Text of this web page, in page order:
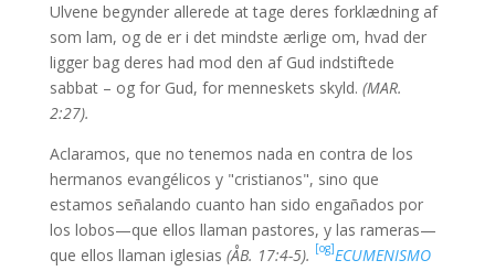
Ulvene begynder allerede at tage deres forklædning af
som lam, og de er i det mindste ærlige om, hvad der
ligger bag deres had mod den af Gud indstiftede
sabbat – og for Gud, for menneskets skyld. (MAR.
2:27).
Aclaramos, que no tenemos nada en contra de los
hermanos evangélicos y "cristianos", sino que
estamos señalando cuanto han sido engañados por
los lobos—que ellos llaman pastores, y las rameras—
que ellos llaman iglesias (ÅB. 17:4-5). [og]ECUMENISMO